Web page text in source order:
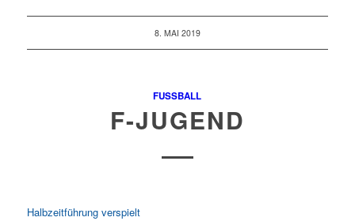
8. MAI 2019
FUSSBALL
F-JUGEND
Halbzeitführung verspielt